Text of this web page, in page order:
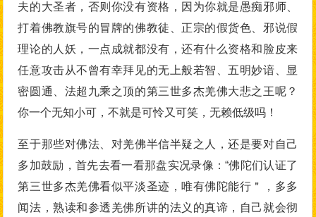
夫的大圣者，否则你没有资格，因为你就是愚痴邪师、
打着佛教旗号的冒牌的佛教徒、正宗的假货色、邪说假
理论的人妖，一点成就都没有，还有什么资格和脸皮来
任意攻击从不曾有幸拜见的无上般若智、五明妙谙、显
密圆通、法超九乘之顶的第三世多杰羌佛大悲之王呢？
你一个无知小可，不就是可怜又可笑，无赖低级吗！
至于那些对佛法、对羌佛半信半疑之人，还是要对自己
多加鼓励，首先去看一看那盘实况录像：“佛陀们认证了
第三世多杰羌佛看似平淡圣迹，唯有佛陀能行＂，多多
闻法，熟读和参透羌佛所讲的法义的真谛，自己就会彻